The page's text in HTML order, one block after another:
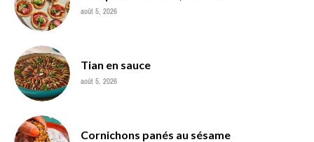
août 5, 2026
Tian en sauce
août 5, 2026
Cornichons panés au sésame